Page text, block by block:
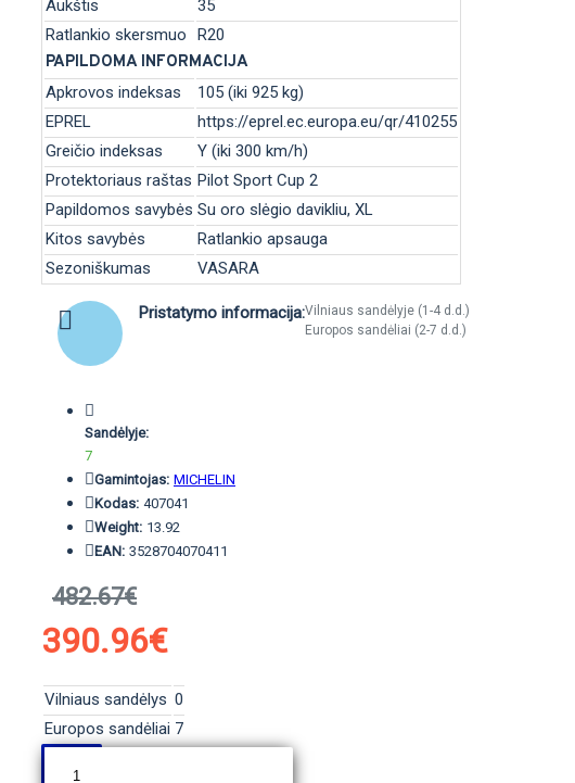
Aukštis
35
Ratlankio skersmuo
R20
PAPILDOMA INFORMACIJA
Apkrovos indeksas
105 (iki 925 kg)
EPREL
https://eprel.ec.europa.eu/qr/410255
Greičio indeksas
Y (iki 300 km/h)
Protektoriaus raštas Pilot Sport Cup 2
Papildomos savybės Su oro slėgio davikliu, XL
Kitos savybės
Ratlankio apsauga
Sezoniškumas
VASARA
Pristatymo informacija:Vilniaus sandėlyje (1-4 d.d.)
Europos sandėliai (2-7 d.d.)
Sandėlyje:
7
Gamintojas: MICHELIN
Kodas: 407041
Weight: 13.92
EAN: 3528704070411
482.67€
390.96€
Vilniaus sandėlys 0
Europos sandėliai 7